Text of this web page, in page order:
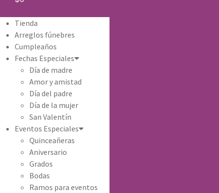
Tienda
Arreglos fúnebres
Cumpleaños
Fechas Especiales
Día de madre
Amor y amistad
Día del padre
Día de la mujer
San Valentín
Eventos Especiales
Quinceañeras
Aniversario
Grados
Bodas
Ramos para eventos